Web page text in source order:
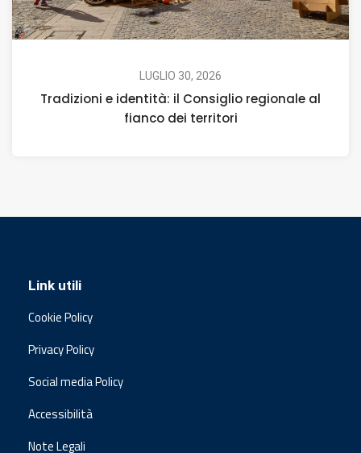
LUGLIO 30, 2026
Tradizioni e identità: il Consiglio regionale al
fianco dei territori
Link utili
Cookie Policy
Privacy Policy
Social media Policy
Accessibilità
Note Legali